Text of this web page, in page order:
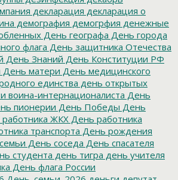
декларация декларация о
демография демогрфия денежные
День географа День города
флага День защитника Отечества
День Знаний День Конституции РФ
День матери День медицинского
единства день открытых
воина-интернационалиста День
пионерии День Победы День
ЖКХ День работника
транспорта День рождения
День соседа День спасателя
студента день тигра день учителя
День флага России